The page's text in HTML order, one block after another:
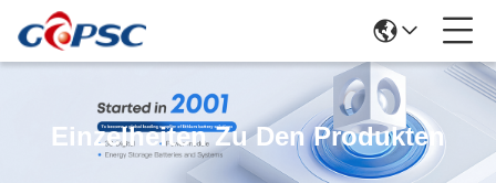
Einzelheiten Zu Den Produkten